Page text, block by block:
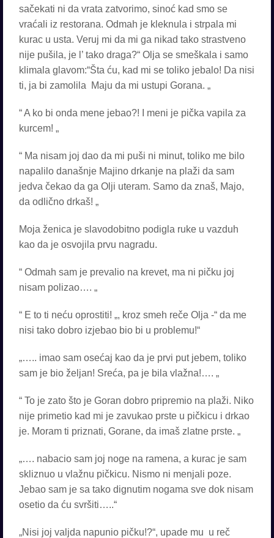
sačekati ni da vrata zatvorimo, sinoć kad smo se
vraćali iz restorana. Odmah je kleknula i strpala mi
kurac u usta. Veruj mi da mi ga nikad tako strastveno
nije pušila, je l’ tako draga?“ Olja se smeškala i samo
klimala glavom:“Šta ću, kad mi se toliko jebalo! Da nisi
ti, ja bi zamolila Maju da mi ustupi Gorana. „
“ A ko bi onda mene jebao?! I meni je pička vapila za
kurcem! „
“ Ma nisam joj dao da mi puši ni minut, toliko me bilo
napalilo današnje Majino drkanje na plaži da sam
jedva čekao da ga Olji uteram. Samo da znaš, Majo,
da odlično drkaš! „
Moja ženica je slavodobitno podigla ruke u vazduh
kao da je osvojila prvu nagradu.
“ Odmah sam je prevalio na krevet, ma ni pičku joj
nisam polizao…. „
“ E to ti neću oprostiti! „, kroz smeh reče Olja -“ da me
nisi tako dobro izjebao bio bi u problemu!“
„….. imao sam osećaj kao da je prvi put jebem, toliko
sam je bio željan! Sreća, pa je bila vlažna!…. „
“ To je zato što je Goran dobro pripremio na plaži. Niko
nije primetio kad mi je zavukao prste u pičkicu i drkao
je. Moram ti priznati, Gorane, da imaš zlatne prste. „
„…. nabacio sam joj noge na ramena, a kurac je sam
skliznuo u vlažnu pičkicu. Nismo ni menjali poze.
Jebao sam je sa tako dignutim nogama sve dok nisam
osetio da ću svršiti…..“
„Nisi joj valjda napunio pičku!?“, upade mu u reč